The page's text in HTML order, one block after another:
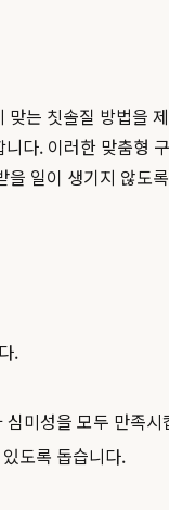
는 칫솔질 방법을
다. 이러한 맞춤형
일이 생기지 않도
.
미성을 모두 만족시
도록 돕습니다.